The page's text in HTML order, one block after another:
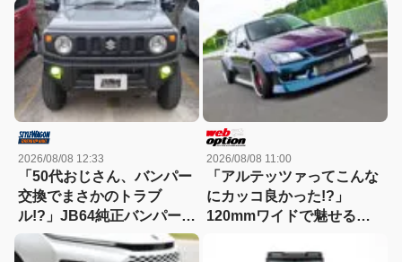
2026/08/08 12:33
「50代おじさん、バンパー
交換でまさかのトラブ
ル!?」JB64純正バンパー流
用に挑戦したら、センサー
エラーも体験（涙）
2026/08/08 11:00
「アルテッツァってこんな
にカッコ良かった!?」
120mmワイドで魅せる新